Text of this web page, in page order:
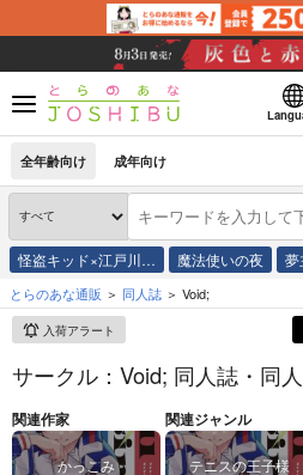
全年齢向け 成年向け
怪盗キッド×江戸川… 魔法使いの夜 夢
とらのあな通販 同人誌 Void;
入荷アラート
サークル：Void; 同人誌・同
関連作家
かっこみ
関連ジャンル
テニスの王子様